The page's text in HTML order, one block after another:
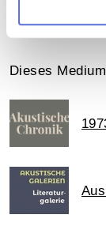
Das
Dieses